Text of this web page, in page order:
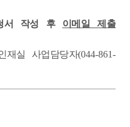
서 작성 후 이메일 제출
재실 사업담당자(044-861-